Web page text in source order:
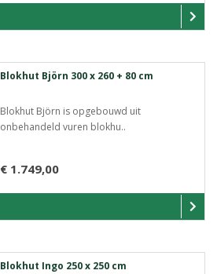
Blokhut Björn 300 x 260 + 80 cm
Blokhut Björn is opgebouwd uit
onbehandeld vuren blokhu..
€ 1.749,00
Blokhut Ingo 250 x 250 cm